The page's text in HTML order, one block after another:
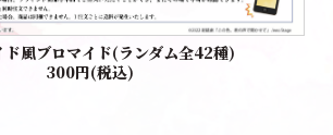
ド風ブロマイド(ランダム全42種)
300円(税込)